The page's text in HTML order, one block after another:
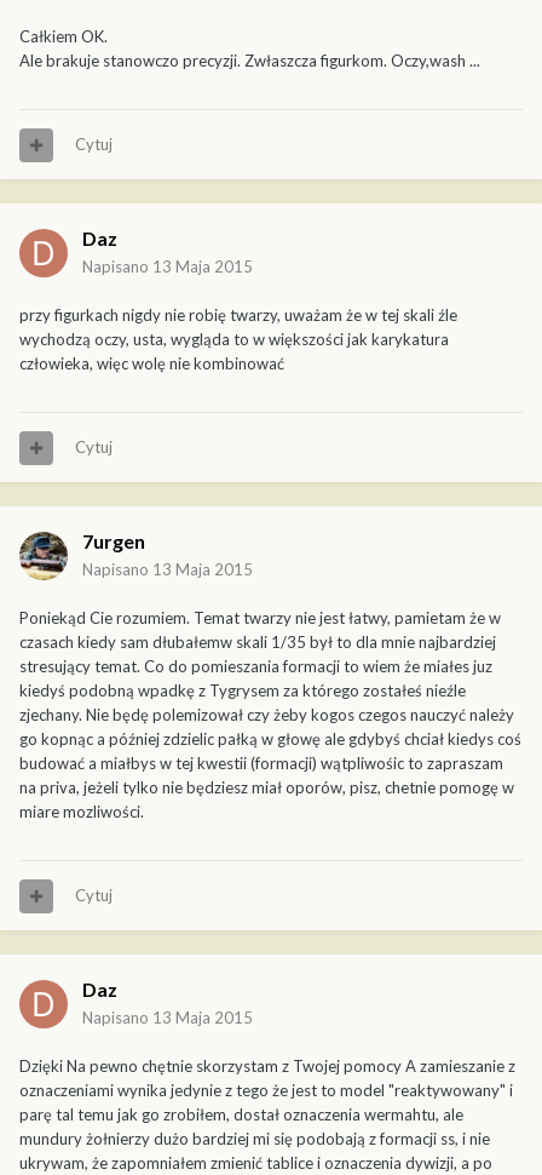
Całkiem OK.
Ale brakuje stanowczo precyzji. Zwłaszcza figurkom. Oczy,wash ...
Cytuj
Daz
Napisano 13 Maja 2015
przy figurkach nigdy nie robię twarzy, uważam że w tej skali źle
wychodzą oczy, usta, wygląda to w większości jak karykatura
człowieka, więc wolę nie kombinować
Cytuj
7urgen
Napisano 13 Maja 2015
Poniekąd Cie rozumiem. Temat twarzy nie jest łatwy, pamietam że w
czasach kiedy sam dłubałemw skali 1/35 był to dla mnie najbardziej
stresujący temat. Co do pomieszania formacji to wiem że miałes juz
kiedyś podobną wpadkę z Tygrysem za którego zostałeś nieźle
zjechany. Nie będę polemizował czy żeby kogos czegos nauczyć należy
go kopnąc a później zdzielic pałką w głowę ale gdybyś chciał kiedys coś
budować a miałbys w tej kwestii (formacji) wątpliwośic to zapraszam
na priva, jeżeli tylko nie będziesz miał oporów, pisz, chetnie pomogę w
miare mozliwości.
Cytuj
Daz
Napisano 13 Maja 2015
Dzięki Na pewno chętnie skorzystam z Twojej pomocy A zamieszanie z
oznaczeniami wynika jedynie z tego że jest to model "reaktywowany" i
parę tal temu jak go zrobiłem, dostał oznaczenia wermahtu, ale
mundury żołnierzy dużo bardziej mi się podobają z formacji ss, i nie
ukrywam, że zapomniałem zmienić tablice i oznaczenia dywizji, a po